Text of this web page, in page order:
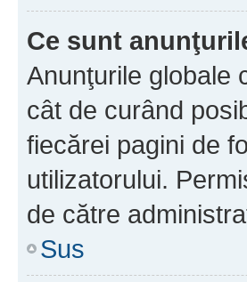
Ce sunt
Anunţurile globale
cât de curând
fiecărei pagini de
utilizatorului.
de către
Sus